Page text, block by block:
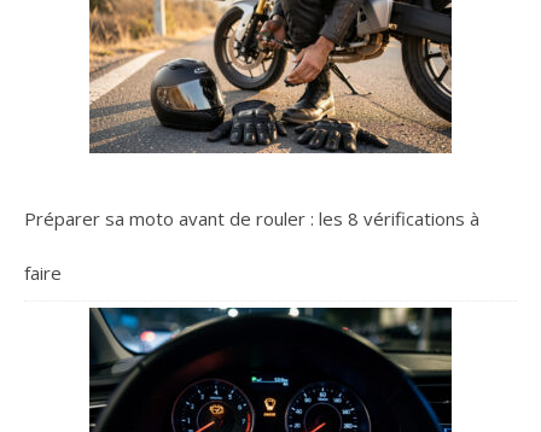
Préparer sa moto avant de rouler : les 8 vérifications à
faire